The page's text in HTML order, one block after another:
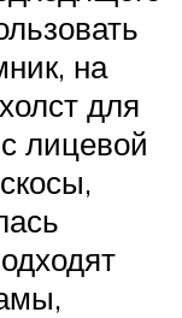
на
для
лицевой